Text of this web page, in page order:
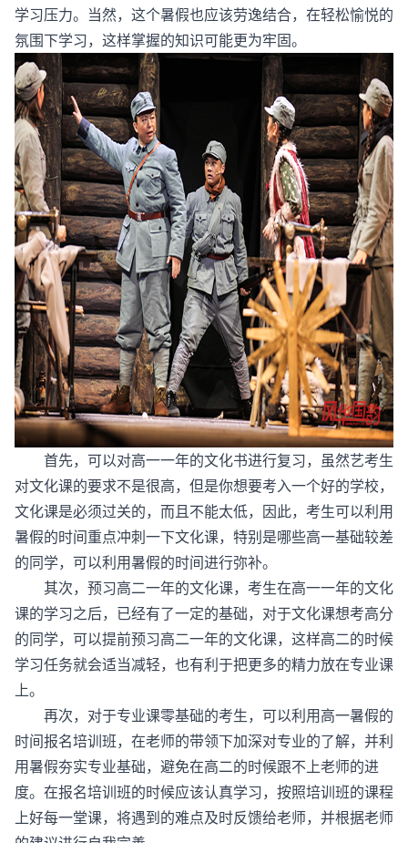
学习压力。当然，这个暑假也应该劳逸结合，在轻松愉悦的
氛围下学习，这样掌握的知识可能更为牢固。
首先，可以对高一一年的文化书进行复习，虽然艺考生
对文化课的要求不是很高，但是你想要考入一个好的学校，
文化课是必须过关的，而且不能太低，因此，考生可以利用
暑假的时间重点冲刺一下文化课，特别是哪些高一基础较差
的同学，可以利用暑假的时间进行弥补。
其次，预习高二一年的文化课，考生在高一一年的文化
课的学习之后，已经有了一定的基础，对于文化课想考高分
的同学，可以提前预习高二一年的文化课，这样高二的时候
学习任务就会适当减轻，也有利于把更多的精力放在专业课
上。
再次，对于专业课零基础的考生，可以利用高一暑假的
时间报名培训班，在老师的带领下加深对专业的了解，并利
用暑假夯实专业基础，避免在高二的时候跟不上老师的进
度。在报名培训班的时候应该认真学习，按照培训班的课程
上好每一堂课，将遇到的难点及时反馈给老师，并根据老师